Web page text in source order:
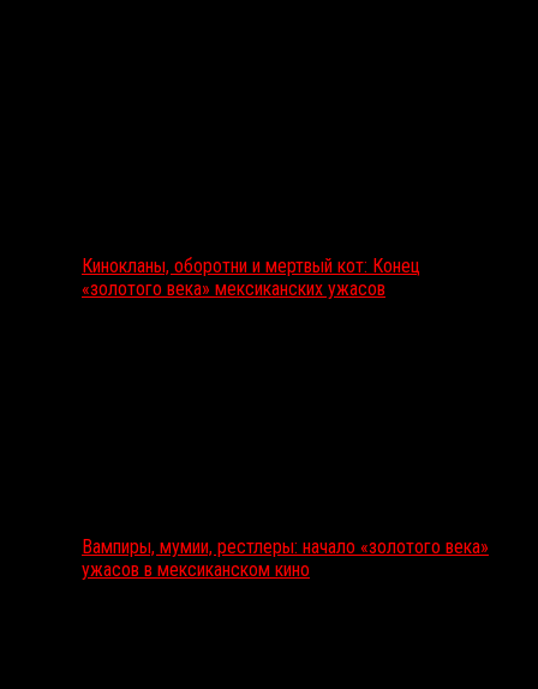
Кинокланы, оборотни и мертвый кот: Конец
«золотого века» мексиканских ужасов
Вампиры, мумии, рестлеры: начало «золотого века»
ужасов в мексиканском кино